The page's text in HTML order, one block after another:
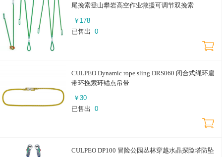
尾挽索登山攀岩高空作业救援可调节双挽索
￥ 178
已售出
0
CULPEO Dynamic rope sling DRS060 闭合式绳环扁
带环挽索环锚点吊带
￥ 30
已售出
0
CULPEO DP100 冒险公园丛林穿越水晶探险塔防坠